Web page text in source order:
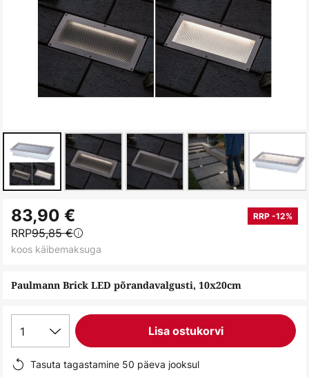
to
the
beginning
the
Paulmann Brick LED põrandavalgusti, 10x20cm
83,90 € RRP -12%
RRP95,85 €
koos käibemaksuga
1 Lisa ostukorvi
Tasuta tagastamine 50 päeva jooksul